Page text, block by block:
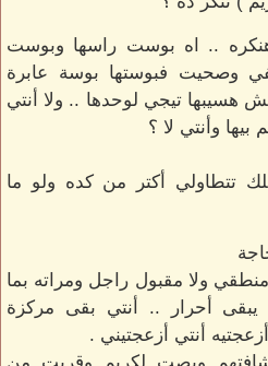
.. اه بوست راسها وبوست
وصحيت فبوستها بوسة عابرة
هسيبها تيجي لوحدها .. ولا أنتي
وأنتي لا ؟
تتطاولي أكتر من كده ولو ما
ولا مقبول راجل ومراته بما
يبقى أحرار .. أنتي بقى مركزة
أنتي أزعجتيني .